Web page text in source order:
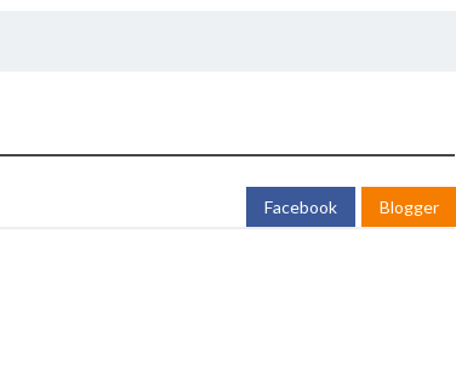
Facebook Blogger